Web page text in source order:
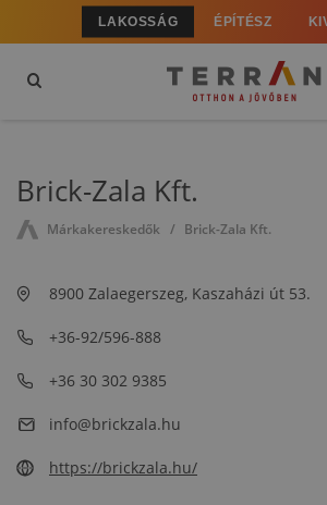
LAKOSSÁG ÉPÍTÉSZ
Brick-Zala Kft.
Márkakereskedők Brick-Zala Kft.
8900 Zalaegerszeg, Kaszaházi út 53.
+36-92/596-888
+36 30 302 9385
info@brickzala.hu
https://brickzala.hu/